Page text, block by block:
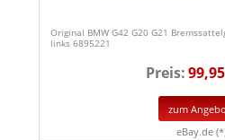
Original BMW G42 G20 G21
links 6895221
Preis:
zum
eBay.de